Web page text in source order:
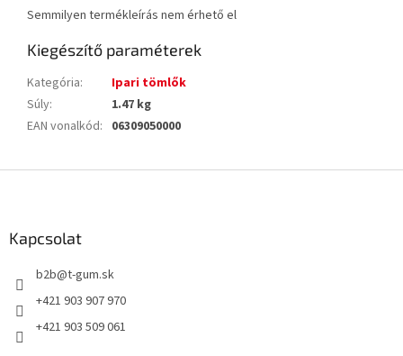
Semmilyen termékleírás nem érhető el
Kiegészítő paraméterek
Kategória:
Ipari tömlők
Súly:
1.47 kg
EAN vonalkód: 06309050000
Kapcsolat
b2b@t-gum.sk
+421 903 907 970
+421 903 509 061